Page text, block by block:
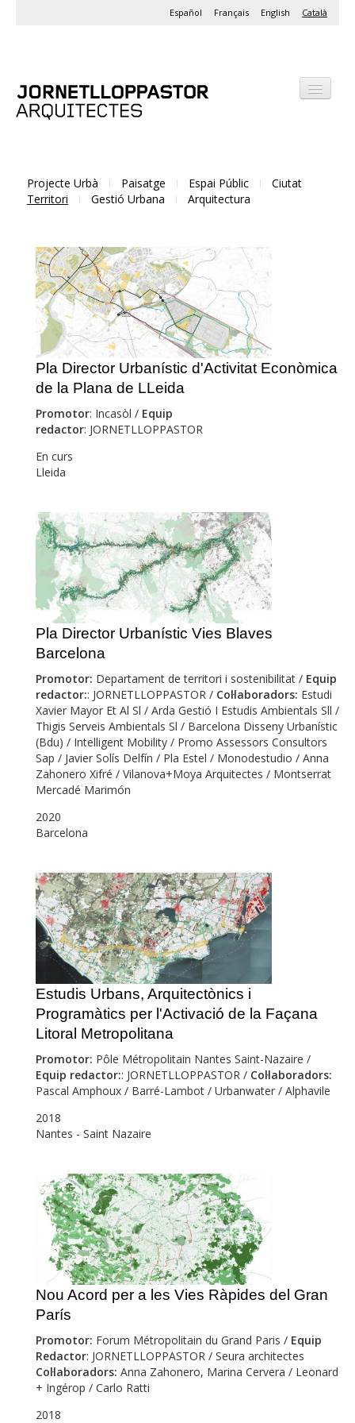
Català
English
Français
Español
Projecte Urbà Paisatge Espai Públic
Ciutat
Territori
Gestió Urbana Arquitectura
Pla Director Urbanístic d'Activitat Econòmica
de la Plana de LLeida
Promotor: Incasòl / Equip
redactor: JORNETLLOPPASTOR
En curs
Lleida
Pla Director Urbanístic Vies Blaves
Barcelona
Promotor: Departament de territori i sostenibilitat / Equip
redactor:: JORNETLLOPPASTOR / Col·laboradors: Estudi
Xavier Mayor Et Al Sl / Arda Gestió I Estudis Ambientals Sll /
Thigis Serveis Ambientals Sl / Barcelona Disseny Urbanístic
(Bdu) / Intelligent Mobility / Promo Assessors Consultors
Sap / Javier Solís Delfín / Pla Estel / Monodestudio / Anna
Zahonero Xifré / Vilanova+Moya Arquitectes / Montserrat
Mercadé Marimón
2020
Barcelona
Estudis Urbans, Arquitectònics i
Programàtics per l'Activació de la Façana
Litoral Metropolitana
Promotor: Pôle Métropolitain Nantes Saint-Nazaire /
Equip redactor:: JORNETLLOPPASTOR / Col·laboradors:
Pascal Amphoux / Barré-Lambot / Urbanwater / Alphavile
2018
Nantes - Saint Nazaire
Nou Acord per a les Vies Ràpides del Gran
París
Promotor: Forum Métropolitain du Grand Paris / Equip
Redactor: JORNETLLOPPASTOR / Seura architectes
Col·laboradors: Anna Zahonero, Marina Cervera / Leonard
+ Ingérop / Carlo Ratti
2018